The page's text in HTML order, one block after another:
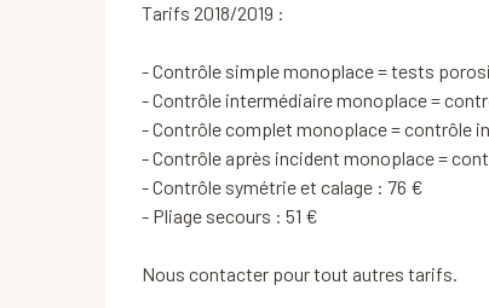
Tarifs 2018/2019 :
- Contrôle simple monoplace = tests
- Contrôle intermédiaire monoplace =
- Contrôle complet monoplace = contrôle
- Contrôle après incident monoplace =
- Contrôle symétrie et calage : 76 €
- Pliage secours : 51 €
Nous contacter pour tout autres tarifs.